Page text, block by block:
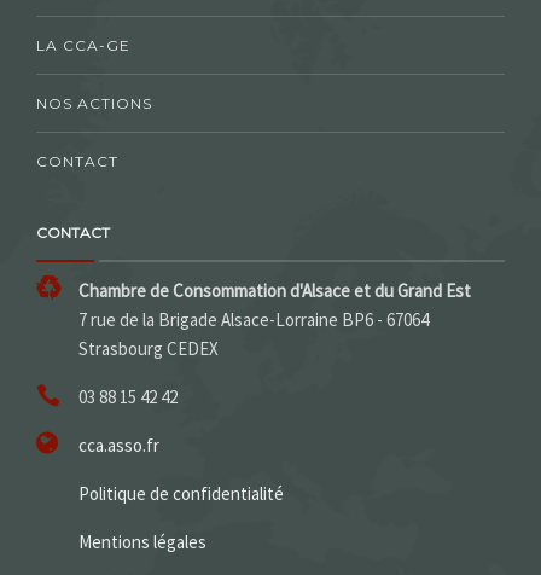
LA CCA-GE
NOS ACTIONS
CONTACT
CONTACT
Chambre de Consommation d'Alsace et du Grand Est
7 rue de la Brigade Alsace-Lorraine BP6 - 67064
Strasbourg CEDEX
03 88 15 42 42
cca.asso.fr
Politique de confidentialité
Mentions légales